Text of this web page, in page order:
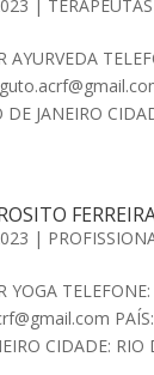
| TERAPEUTAS
AYURVEDA
DE JANEIRO
|
YOGA
CIDADE: RIO